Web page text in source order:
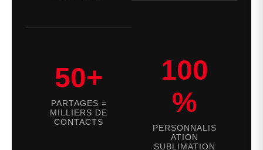
50+
PARTAGES =
MILLIERS DE
CONTACTS
100
%
PERSONNALIS
ATION
SUBLIMATION